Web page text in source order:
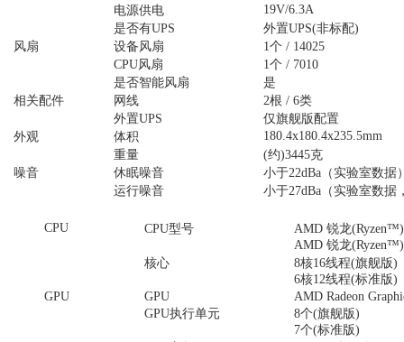
电源供电
19V/6.3A
是否有UPS
外置UPS(非标配)
风扇
设备风扇
1个 / 14025
CPU风扇
1个 / 7010
是否智能风扇
是
相关配件
网线
2根 / 6类
外置UPS
仅旗舰版配置
外观
体积
180.4x180.4x235.5mm
重量
(约)3445克
噪音
休眠噪音
小于22dBa（实验室数据
运行噪音
小于27dBa（实验室数
CPU CPU型号
AMD 锐龙
AMD 锐龙
核心
8核16线程(旗舰版)
6核12线程(标准版)
GPU
GPU
AMD Radeon
GPU执行单元
8个(旗舰版)
7个(标准版)